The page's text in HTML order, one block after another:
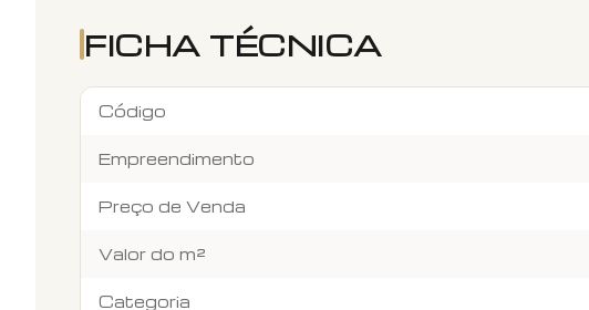
FICHA TÉCNICA
Código
Empreendimento
Preço de Venda
Valor do m²
Categoria